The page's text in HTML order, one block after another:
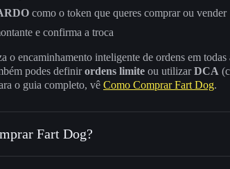
como o token que queres comprar ou vender
e confirma a troca
o encaminhamento inteligente de ordens em
podes definirordens limite ou utilizarDCA
o guia completo, vê Como Comprar Fart Dog.
Fart Dog?
verificado